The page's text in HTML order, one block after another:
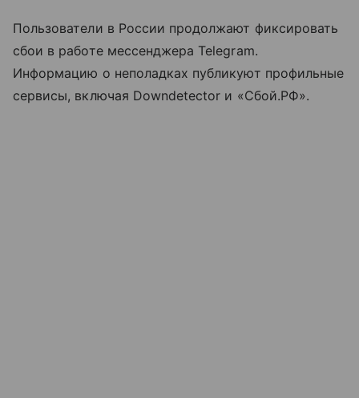
Пользователи в России продолжают фиксировать
сбои в работе мессенджера Telegram.
Информацию о неполадках публикуют профильные
сервисы, включая Downdetector и «Сбой.РФ».